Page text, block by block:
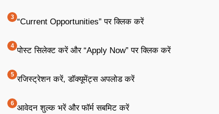
“Current Opportunities” पर क्लिक करें
पोस्ट सिलेक्ट करें और “Apply Now” पर क्लिक करें
रजिस्ट्रेशन करें, डॉक्यूमेंट्स अपलोड करें
आवेदन शुल्क भरें और फॉर्म सबमिट करें